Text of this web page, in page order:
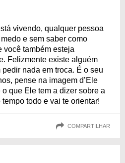
vivendo, qualquer pessoa
e sem saber como
você também esteja
Felizmente existe alguém
nada em troca. É o seu
pense na imagem d’Ele
que Ele tem a dizer sobre a
todo e vai te orientar!
COMPARTILHAR